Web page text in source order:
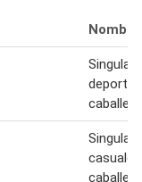
Nombre
Singular
Singular